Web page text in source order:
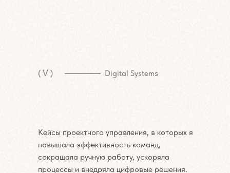
( V ) Digital Systems
Кейсы проектного управления, в которых я
повышала эффективность команд,
сокращала ручную работу, ускоряла
процессы и внедряла цифровые решения.